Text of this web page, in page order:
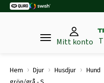
Mitt konto
Hem › Djur › Husdjur › Hund